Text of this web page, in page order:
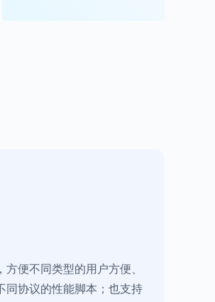
便不同类型的用户方便、
同协议的性能脚本；也支持